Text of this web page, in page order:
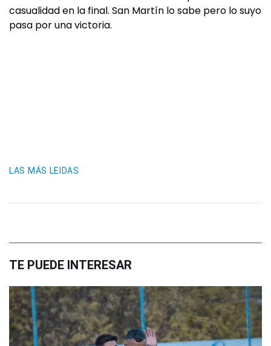
casualidad en la final. San Martín lo sabe pero lo suyo
pasa por una victoria.
LAS MÁS LEIDAS
TE PUEDE INTERESAR